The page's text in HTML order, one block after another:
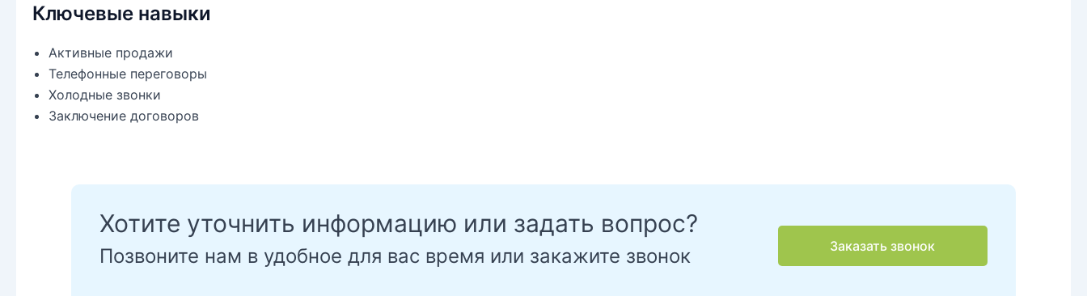
Ключевые навыки
Активные продажи
Телефонные переговоры
Холодные звонки
Заключение договоров
Хотите уточнить информацию или задать вопрос?
Позвоните нам в удобное для вас время или закажите звонок Заказать звонок